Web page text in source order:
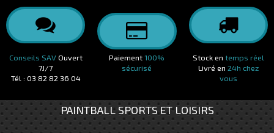
Conseils SAVOuvert
7J/7
Tél : 03 82 82 36 04
Paiement100%
sécurisé
Stock en temps réel
Livré en 24h chez
vous
PAINTBALL SPORTS ET LOISIRS